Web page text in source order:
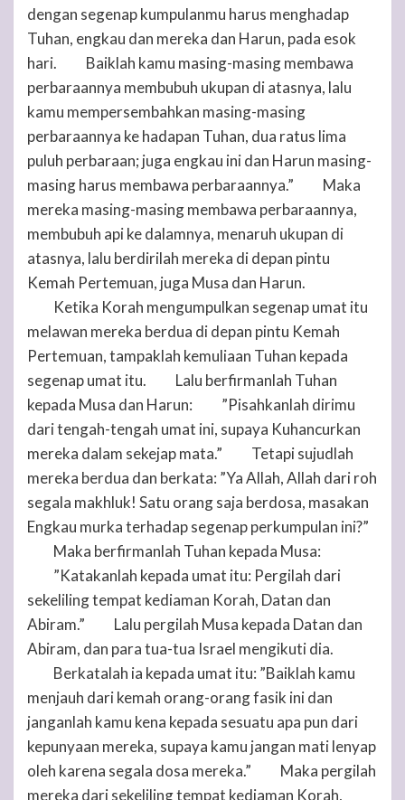
dengan segenap kumpulanmu harus menghadap
Tuhan, engkau dan mereka dan Harun, pada esok
hari.
Baiklah kamu masing-masing membawa
perbaraannya membubuh ukupan di atasnya, lalu
kamu mempersembahkan masing-masing
perbaraannya ke hadapan Tuhan, dua ratus lima
puluh perbaraan; juga engkau ini dan Harun masing-
masing harus membawa perbaraannya.”
Maka
mereka masing-masing membawa perbaraannya,
membubuh api ke dalamnya, menaruh ukupan di
atasnya, lalu berdirilah mereka di depan pintu
Kemah Pertemuan, juga Musa dan Harun.
Ketika Korah mengumpulkan segenap umat itu
melawan mereka berdua di depan pintu Kemah
Pertemuan, tampaklah kemuliaan Tuhan kepada
segenap umat itu.
Lalu berfirmanlah Tuhan
kepada Musa dan Harun:
”Pisahkanlah dirimu
dari tengah-tengah umat ini, supaya Kuhancurkan
mereka dalam sekejap mata.”
Tetapi sujudlah
mereka berdua dan berkata: ”Ya Allah, Allah dari roh
segala makhluk! Satu orang saja berdosa, masakan
Engkau murka terhadap segenap perkumpulan ini?”
Maka berfirmanlah Tuhan kepada Musa:
”Katakanlah kepada umat itu: Pergilah dari
sekeliling tempat kediaman Korah, Datan dan
Abiram.”
Lalu pergilah Musa kepada Datan dan
Abiram, dan para tua-tua Israel mengikuti dia.
Berkatalah ia kepada umat itu: ”Baiklah kamu
menjauh dari kemah orang-orang fasik ini dan
janganlah kamu kena kepada sesuatu apa pun dari
kepunyaan mereka, supaya kamu jangan mati lenyap
oleh karena segala dosa mereka.”
Maka pergilah
mereka dari sekeliling tempat kediaman Korah,